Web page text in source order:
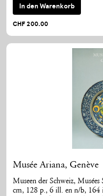
In den Warenkorb
CHF 200.00
Musée Ariana, Genève
Museen der Schweiz, Musées
cm, 128 p., 6 ill. en n/b, 164